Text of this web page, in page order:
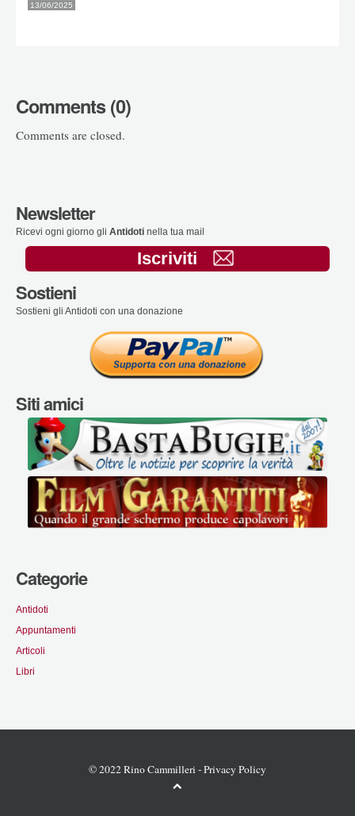
13/06/2025
Comments (0)
Comments are closed.
Newsletter
Ricevi ogni giorno gli Antidoti nella tua mail
Iscriviti
Sostieni
Sostieni gli Antidoti con una donazione
Siti amici
Categorie
Antidoti
Appuntamenti
Articoli
Libri
© 2022 Rino Cammilleri -Privacy Policy